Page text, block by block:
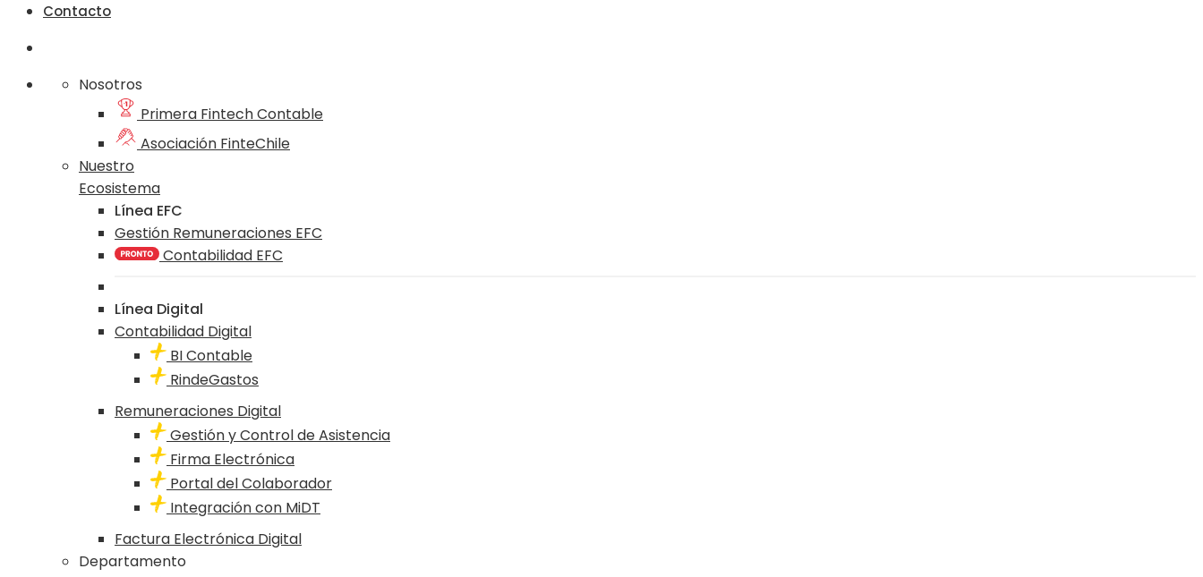
Contacto
Nosotros
Primera Fintech Contable
Asociación FinteChile
Nuestro
Ecosistema
Línea EFC
Gestión Remuneraciones EFC
Contabilidad EFC
Línea Digital
Contabilidad Digital
BI Contable
RindeGastos
Remuneraciones Digital
Gestión y Control de Asistencia
Firma Electrónica
Portal del Colaborador
Integración con MiDT
Factura Electrónica Digital
Departamento